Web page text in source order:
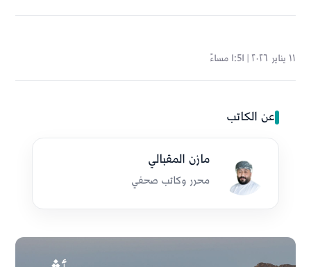
١١ يناير ٢٠٢٦ | 1:51 مساءً
عن الكاتب
مازن المقبالي
محرر وكاتب صحفي